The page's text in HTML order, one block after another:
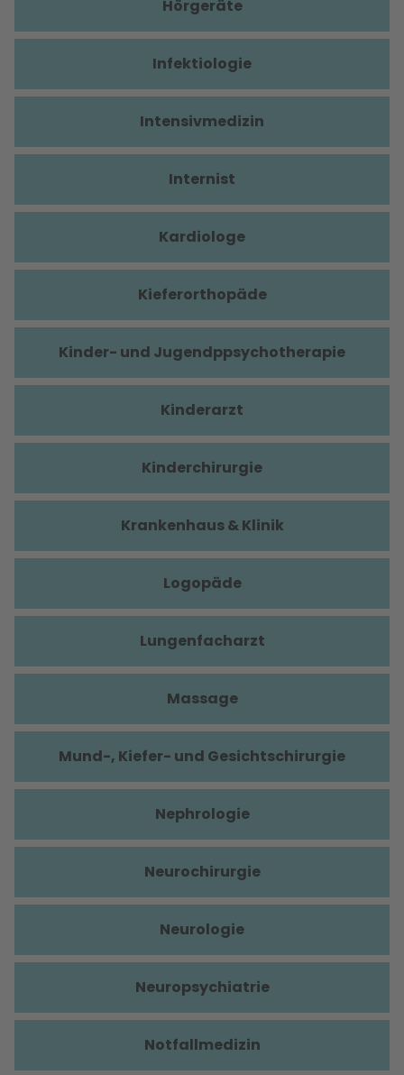
Hörgeräte
Infektiologie
Intensivmedizin
Internist
Kardiologe
Kieferorthopäde
Kinder- und Jugendppsychotherapie
Kinderarzt
Kinderchirurgie
Krankenhaus & Klinik
Logopäde
Lungenfacharzt
Massage
Mund-, Kiefer- und Gesichtschirurgie
Nephrologie
Neurochirurgie
Neurologie
Neuropsychiatrie
Notfallmedizin